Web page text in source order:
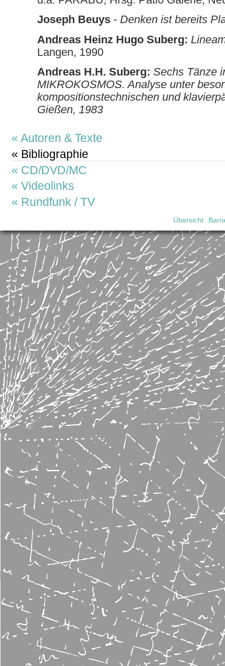
Joseph Beuys -Denken ist bereits
Andreas Heinz Hugo Suberg:
Langen, 1990
Andreas H.H. Suberg:Sechs Tänze
MIKROKOSMOS. Analyse unter
kompositionstechnischen und
Gießen, 1983
Navigation
Autoren & Texte
Bibliographie
CD/DVD/MC
Videolinks
Rundfunk / TV
Übersicht